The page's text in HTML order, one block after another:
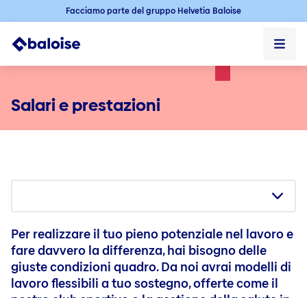
Facciamo parte del gruppo Helvetia Baloise
Lavoro ➞
Su di noi (FR)
Nos valeurs
Stratégie
Le partenaire de votre avenir
Annonces événementielles au sens de l’art. 53 RC
Newsletter
Sujets de pointe
Innovation Story
Dividende
Recommandations d’analystes
Rachat d’actions
Calendrier financier
Newsletter
Commande de publications
Lavoro
Posizioni aperte
Baloise come datore di lavoro
Giovani al primo impiego
Salari e prestazioni
Per realizzare il tuo pieno potenziale nel lavoro e
fare davvero la differenza, hai bisogno delle
giuste condizioni quadro. Da noi avrai modelli di
lavoro flessibili a tuo sostegno, offerte come il